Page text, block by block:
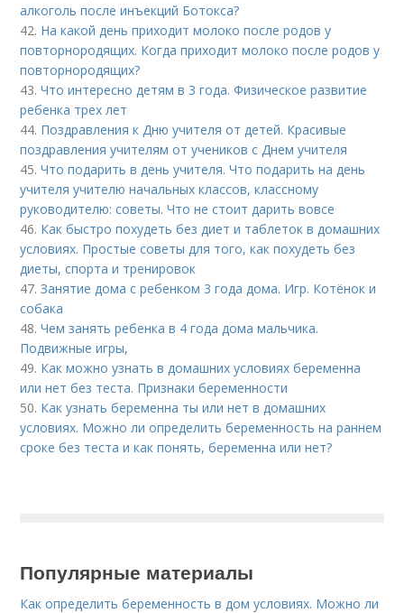
алкоголь после инъекций Ботокса?
42. На какой день приходит молоко после родов у
повторнородящих. Когда приходит молоко после родов у
повторнородящих?
43.Что интересно детям в 3 года. Физическое развитие
ребенка трех лет
44. Поздравления к Дню учителя от детей. Красивые
поздравления учителям от учеников с Днем учителя
45.Что подарить в день учителя. Что подарить на день
учителя учителю начальных классов, классному
руководителю: советы. Что не стоит дарить вовсе
46. Как быстро похудеть без диет и таблеток в домашних
условиях. Простые советы для того, как похудеть без
диеты, спорта и тренировок
47.Занятие дома с ребенком 3 года дома. Игр. Котёнок и
собака
48.Чем занять ребенка в 4 года дома мальчика.
Подвижные игры,
49. Как можно узнать в домашних условиях беременна
или нет без теста. Признаки беременности
50. Как узнать беременна ты или нет в домашних
условиях. Можно ли определить беременность на раннем
сроке без теста и как понять, беременна или нет?
Популярные материалы
Как определить беременность в дом условиях. Можно ли